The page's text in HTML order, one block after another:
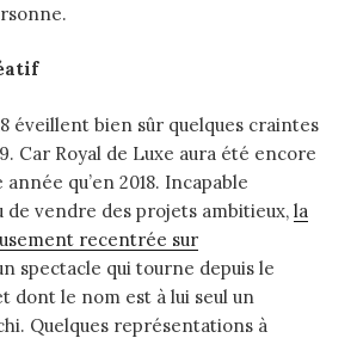
éveillent bien sûr quelques craintes
Car Royal de Luxe aura été encore
qu’en 2018. Incapable
de vendre des projets ambitieux, la
recentrée sur
spectacle qui tourne depuis le
dont le nom est à lui seul un
Quelques représentations à